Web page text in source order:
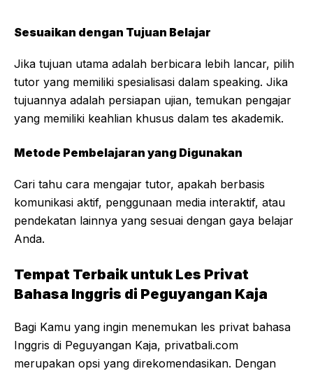
Sesuaikan dengan Tujuan Belajar
Jika tujuan utama adalah berbicara lebih lancar, pilih
tutor yang memiliki spesialisasi dalam speaking. Jika
tujuannya adalah persiapan ujian, temukan pengajar
yang memiliki keahlian khusus dalam tes akademik.
Metode Pembelajaran yang Digunakan
Cari tahu cara mengajar tutor, apakah berbasis
komunikasi aktif, penggunaan media interaktif, atau
pendekatan lainnya yang sesuai dengan gaya belajar
Anda.
Tempat Terbaik untuk Les Privat
Bahasa Inggris di Peguyangan Kaja
Bagi Kamu yang ingin menemukan les privat bahasa
Inggris di Peguyangan Kaja, privatbali.com
merupakan opsi yang direkomendasikan. Dengan